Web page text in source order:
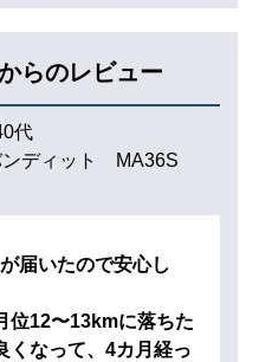
らのレビュー
代
ディット MA36S
届いたので安心し
位12〜13kmに落ちた
くなって、4カ月経っ